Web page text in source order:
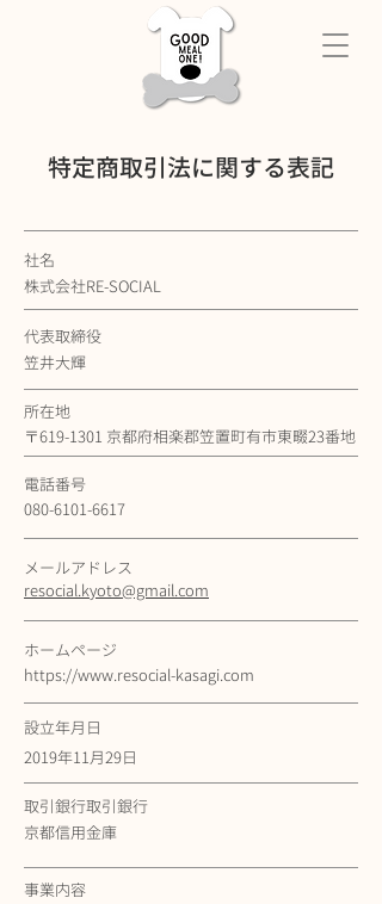
特定商取引法に関する表記
社名
株式会社RE-SOCIAL
代表取締役
笠井大輝
所在地
〒619-1301 京都府相楽郡笠置町有市東畷23番地
電話番号
080-6101-6617
メールアドレス
resocial.kyoto@gmail.com
ホームページ
https://www.resocial-kasagi.com
設立年月日
2019年11月29日
取引銀行取引銀行
京都信用金庫
事業内容